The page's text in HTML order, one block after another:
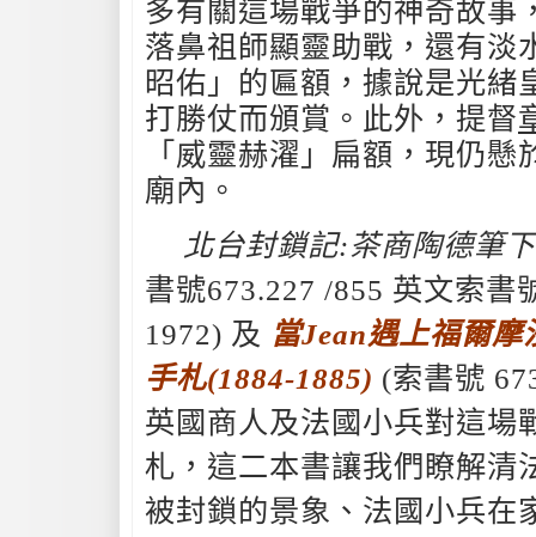
多有關這場戰爭的神奇故事
落鼻祖師顯靈助戰，還有淡
昭佑」的匾額，據說是光緒
打勝仗而頒賞。此外，提督
「威靈赫濯」扁額，現仍
廟內。
北台封鎖記:茶商陶德筆
書號673.227 /855 英文索書
1972) 及 當Jean遇上福爾
手札(1884-1885) (索書號
英國商人及法國小兵對這場
札，這二本書讓我們瞭解清
被封鎖的景象、法國小兵在